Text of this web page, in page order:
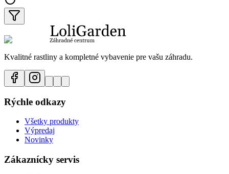
Kvalitné rastliny a kompletné vybavenie pre vašu záhradu.
Rýchle odkazy
Všetky produkty
Výpredaj
Novinky
Zákaznícky servis